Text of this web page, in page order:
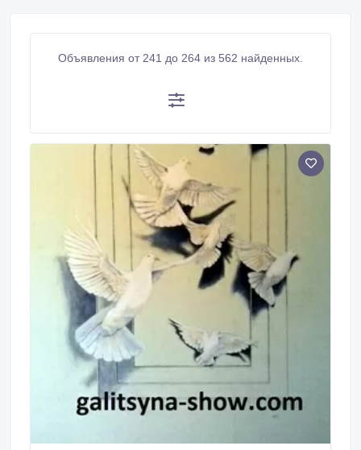
Объявления от 241 до 264 из 562 найденных.